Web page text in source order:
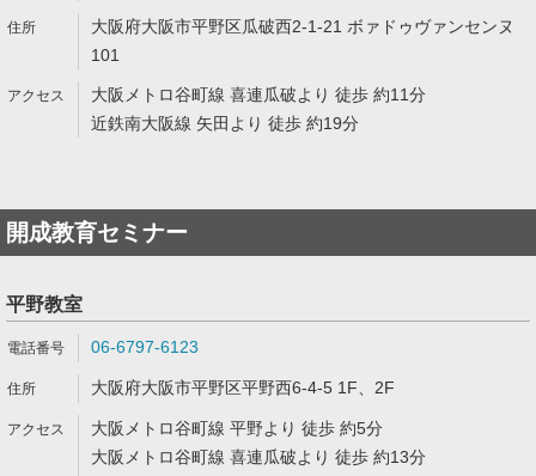
大阪府大阪市平野区瓜破西2-1-21 ボァドゥヴァンセンヌ
101
大阪メトロ谷町線 喜連瓜破より 徒歩 約11分
近鉄南大阪線 矢田より 徒歩 約19分
開成教育セミナー
平野教室
06-6797-6123
大阪府大阪市平野区平野西6-4-5 1F、2F
大阪メトロ谷町線 平野より 徒歩 約5分
大阪メトロ谷町線 喜連瓜破より 徒歩 約13分